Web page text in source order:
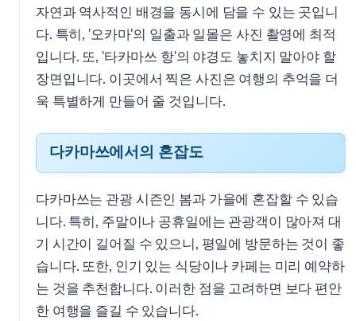
자연과 역사적인 배경을 동시에 담을 수 있는 곳입니
다. 특히, '오카마'의 일출과 일몰은 사진 촬영에 최적
입니다. 또, '타카마쓰 항'의 야경도 놓치지 말아야 할
장면입니다. 이곳에서 찍은 사진은 여행의 추억을 더
욱 특별하게 만들어 줄 것입니다.
다카마쓰에서의 혼잡도
다카마쓰는 관광 시즌인 봄과 가을에 혼잡할 수 있습
니다. 특히, 주말이나 공휴일에는 관광객이 많아져 대
기 시간이 길어질 수 있으니, 평일에 방문하는 것이 좋
습니다. 또한, 인기 있는 식당이나 카페는 미리 예약하
는 것을 추천합니다. 이러한 점을 고려하면 보다 편안
한 여행을 즐길 수 있습니다.